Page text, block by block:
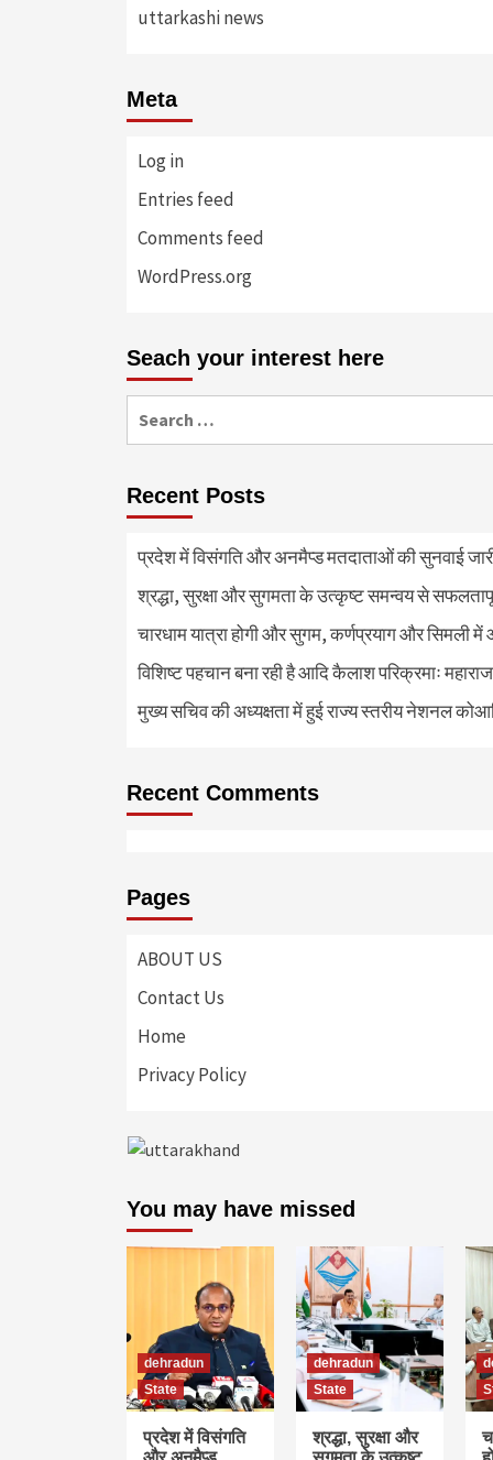
uttarkashi news
Meta
Log in
Entries feed
Comments feed
WordPress.org
Seach your interest here
Recent Posts
प्रदेश में विसंगति और अनमैप्ड मतदाताओं की सुनवाई
श्रद्धा, सुरक्षा और सुगमता के उत्कृष्ट समन्वय से
चारधाम यात्रा होगी और सुगम, कर्णप्रयाग और सिमली
विशिष्ट पहचान बना रही है आदि कैलाश परिक्रमाः महाराज
मुख्य सचिव की अध्यक्षता में हुई राज्य स्तरीय नेशनल
Recent Comments
Pages
ABOUT US
Contact Us
Home
Privacy Policy
You may have missed
dehradun
State
प्रदेश में विसंगति
dehradun
State
श्रद्धा, सुरक्षा और